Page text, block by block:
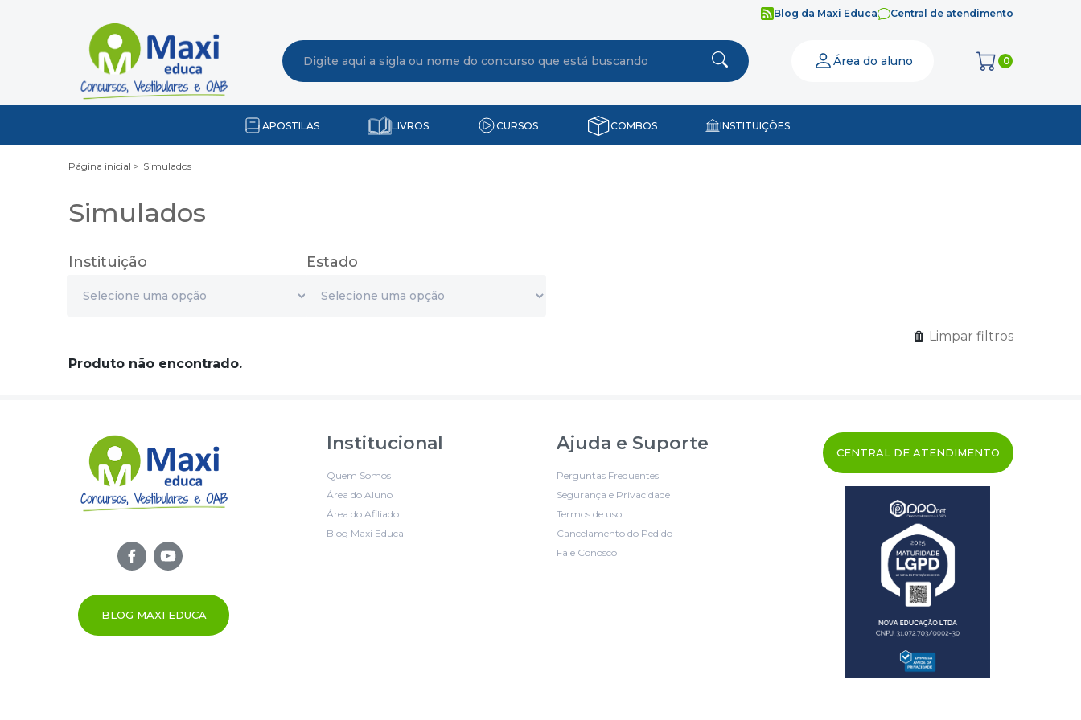
Blog da Maxi Educa Central de atendimento
Área do aluno 0
APOSTILAS LIVROS CURSOS COMBOS INSTITUIÇÕES
Página inicial > Simulados
Simulados
Instituição Estado
Limpar filtros
Produto não encontrado.
BLOG MAXI EDUCA
Institucional
Quem Somos
Área do Aluno
Área do Afiliado
Blog Maxi Educa
Ajuda e Suporte
Perguntas Frequentes
Segurança e Privacidade
Termos de uso
Cancelamento do Pedido
Fale Conosco
CENTRAL DE ATENDIMENTO